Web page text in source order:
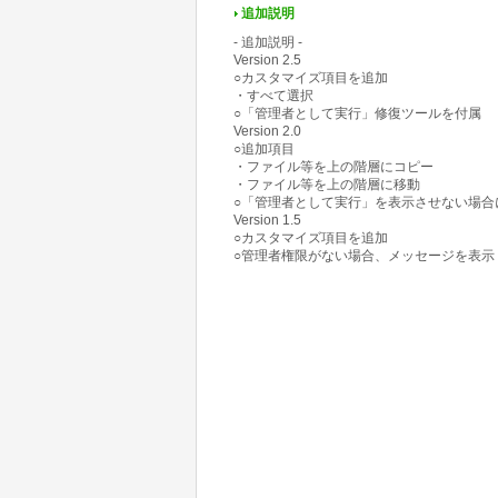
追加説明
- 追加説明 -
Version 2.5
○カスタマイズ項目を追加
・すべて選択
○「管理者として実行」修復ツールを付属
Version 2.0
○追加項目
・ファイル等を上の階層にコピー
・ファイル等を上の階層に移動
○「管理者として実行」を表示させない場合
Version 1.5
○カスタマイズ項目を追加
○管理者権限がない場合、メッセージを表示